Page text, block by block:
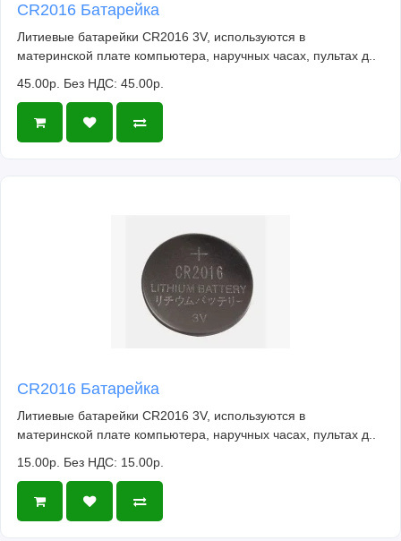
CR2016 Батарейка
Литиевые батарейки CR2016 3V, используются в
материнской плате компьютера, наручных часах, пультах д..
45.00р. Без НДС: 45.00р.
CR2016 Батарейка
Литиевые батарейки CR2016 3V, используются в
материнской плате компьютера, наручных часах, пультах д..
15.00р. Без НДС: 15.00р.